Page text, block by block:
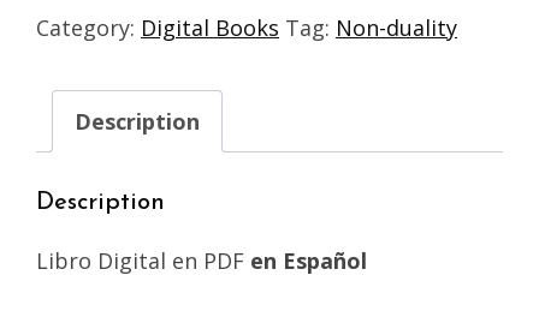
Category: Digital Books Tag: Non-duality
Description
Description
Libro Digital en PDF en Español